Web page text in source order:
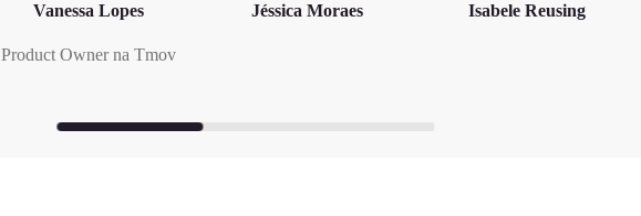
Vanessa Lopes
Product Owner na Tmov
Jéssica Moraes Isabele Reusing